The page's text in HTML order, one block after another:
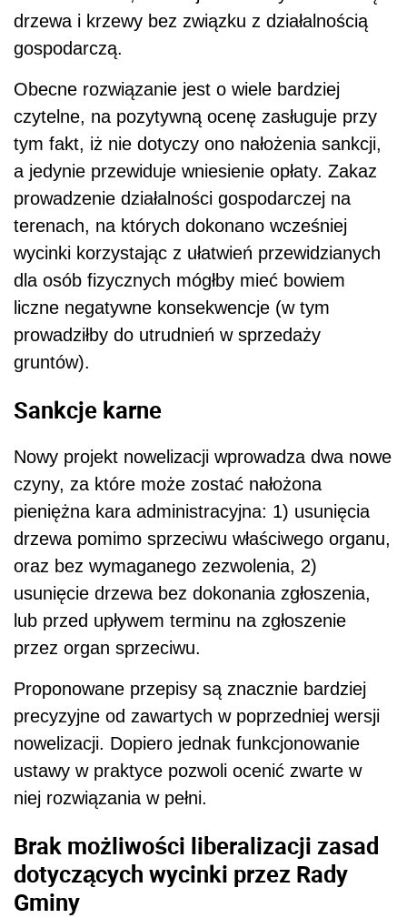
drzewa i krzewy bez związku z działalnością
gospodarczą.
Obecne rozwiązanie jest o wiele bardziej
czytelne, na pozytywną ocenę zasługuje przy
tym fakt, iż nie dotyczy ono nałożenia sankcji,
a jedynie przewiduje wniesienie opłaty. Zakaz
prowadzenie działalności gospodarczej na
terenach, na których dokonano wcześniej
wycinki korzystając z ułatwień przewidzianych
dla osób fizycznych mógłby mieć bowiem
liczne negatywne konsekwencje (w tym
prowadziłby do utrudnień w sprzedaży
gruntów).
Sankcje karne
Nowy projekt nowelizacji wprowadza dwa nowe
czyny, za które może zostać nałożona
pieniężna kara administracyjna: 1) usunięcia
drzewa pomimo sprzeciwu właściwego organu,
oraz bez wymaganego zezwolenia, 2)
usunięcie drzewa bez dokonania zgłoszenia,
lub przed upływem terminu na zgłoszenie
przez organ sprzeciwu.
Proponowane przepisy są znacznie bardziej
precyzyjne od zawartych w poprzedniej wersji
nowelizacji. Dopiero jednak funkcjonowanie
ustawy w praktyce pozwoli ocenić zwarte w
niej rozwiązania w pełni.
Brak możliwości liberalizacji zasad
dotyczących wycinki przez Rady
Gminy